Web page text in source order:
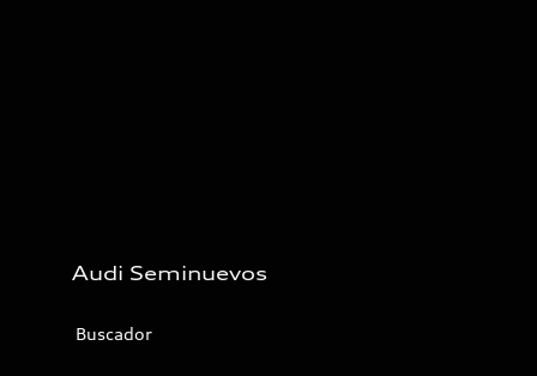
Audi Seminuevos
Buscador